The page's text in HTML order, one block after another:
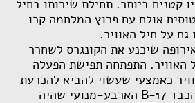
קטנים ביותר. תחילת שירותו בחיל
אולם עם פרוץ המלחמה קרו
על חיל האוויר.
שיכנע את הקונגרס לשחרר
האוויר. התפתחה תפישת הפעלה
כאמצעי שעשוי להביא להכרעת
B-17 הארבע-מנועי שהיה